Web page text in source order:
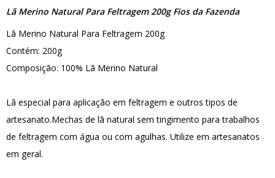
Lã Merino Natural Para Feltragem 200g Fios da Fazenda
Lã Merino Natural Para Feltragem 200g
Contém: 200g
Composição: 100% Lã Merino Natural
Lã especial para aplicação em feltragem e outros tipos de
artesanato.Mechas de lã natural sem tingimento para trabalhos
de feltragem com água ou com agulhas. Utilize em artesanatos
em geral.